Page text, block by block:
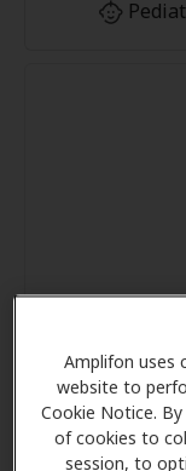
Amplifon uses
website to
Cookie Notice.
of cookies to
session, to